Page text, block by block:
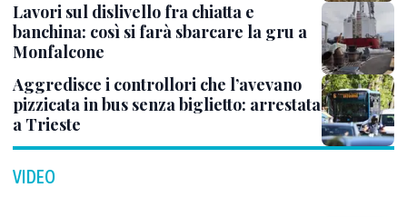
Lavori sul dislivello fra chiatta e
banchina: così si farà sbarcare la gru a
Monfalcone
Aggredisce i controllori che l’avevano
pizzicata in bus senza biglietto: arrestata
a Trieste
VIDEO